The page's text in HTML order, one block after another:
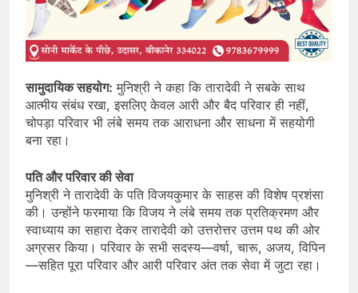
सामुदायिक सहयोग: मुनिश्री ने कहा कि तारादेवी ने सबके साथ
आत्मीय संबंध रखा, इसलिए केवल आरी और बैद परिवार ही नहीं,
चोपड़ा परिवार भी लंबे समय तक आराधना और साधना में सहयोगी
बना रहा।
पति और परिवार की सेवा
मुनिश्री ने तारादेवी के पति विजयकुमार के साहस की विशेष प्रशंसा
की। उन्होंने फरमाया कि विजय ने लंबे समय तक प्रतिक्रमण और
स्वाध्याय का सहारा देकर तारादेवी को उत्तरोत्तर उत्तम पथ की ओर
अग्रसर किया। परिवार के सभी सदस्य—वर्षा, चारू, अजय, विपिन
—सहित पूरा परिवार और आरी परिवार अंत तक सेवा में जुटा रहा।